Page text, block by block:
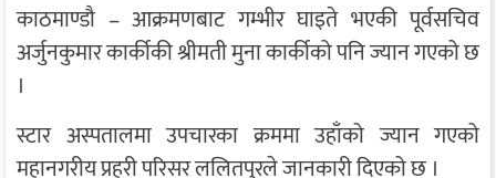
काठमाण्डौ – आक्रमणबाट गम्भीर घाइते भएकी पूर्वसचिव
अर्जुनकुमार कार्कीकी श्रीमती मुना कार्कीको पनि ज्यान गएको छ
।
स्टार अस्पतालमा उपचारका क्रममा उहाँको ज्यान गएको
महानगरीय प्रहरी परिसर ललितपुरले जानकारी दिएको छ ।